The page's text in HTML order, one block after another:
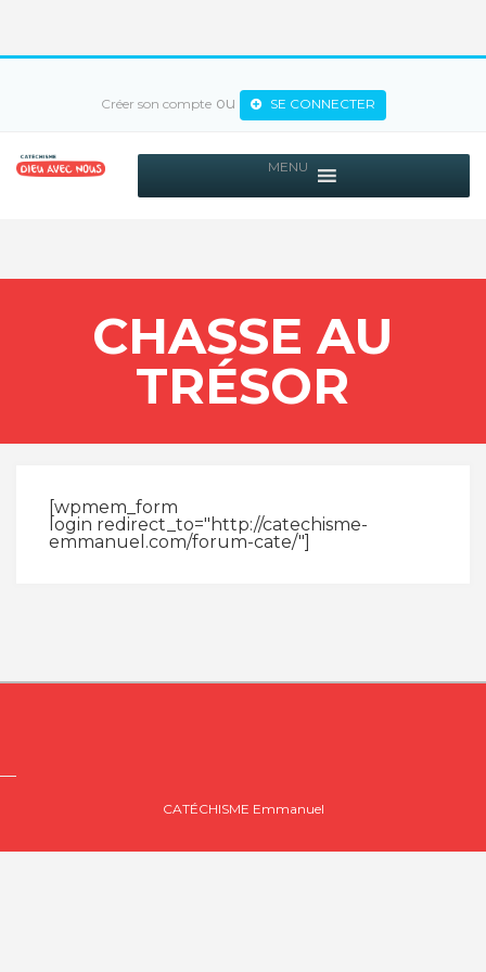
Créer son compte ou SE CONNECTER
MENU
CHASSE AU
TRÉSOR
[wpmem_form
login redirect_to="http://catechisme-
emmanuel.com/forum-cate/"]
CATÉCHISME Emmanuel